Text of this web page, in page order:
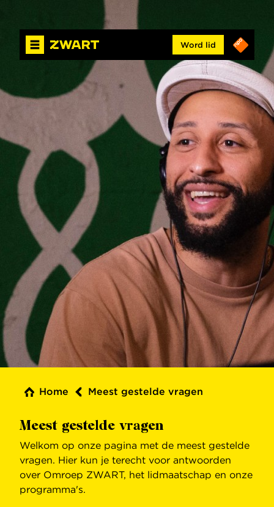
Word lid
Home Meest gestelde vragen
Meest gestelde vragen
Welkom op onze pagina met de meest gestelde
vragen. Hier kun je terecht voor antwoorden
over Omroep ZWART, het lidmaatschap en onze
programma's.